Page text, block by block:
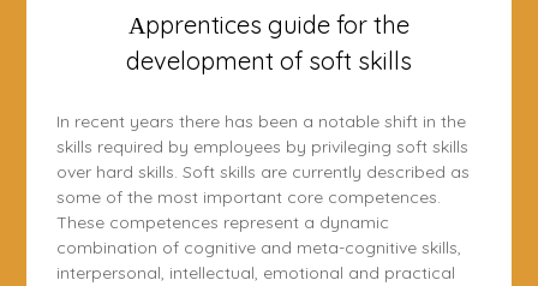
Αpprentices guide for the
development of soft skills
In recent years there has been a notable shift in the
skills required by employees by privileging soft skills
over hard skills. Soft skills are currently described as
some of the most important core competences.
These competences represent a dynamic
combination of cognitive and meta-cognitive skills,
interpersonal, intellectual, emotional and practical